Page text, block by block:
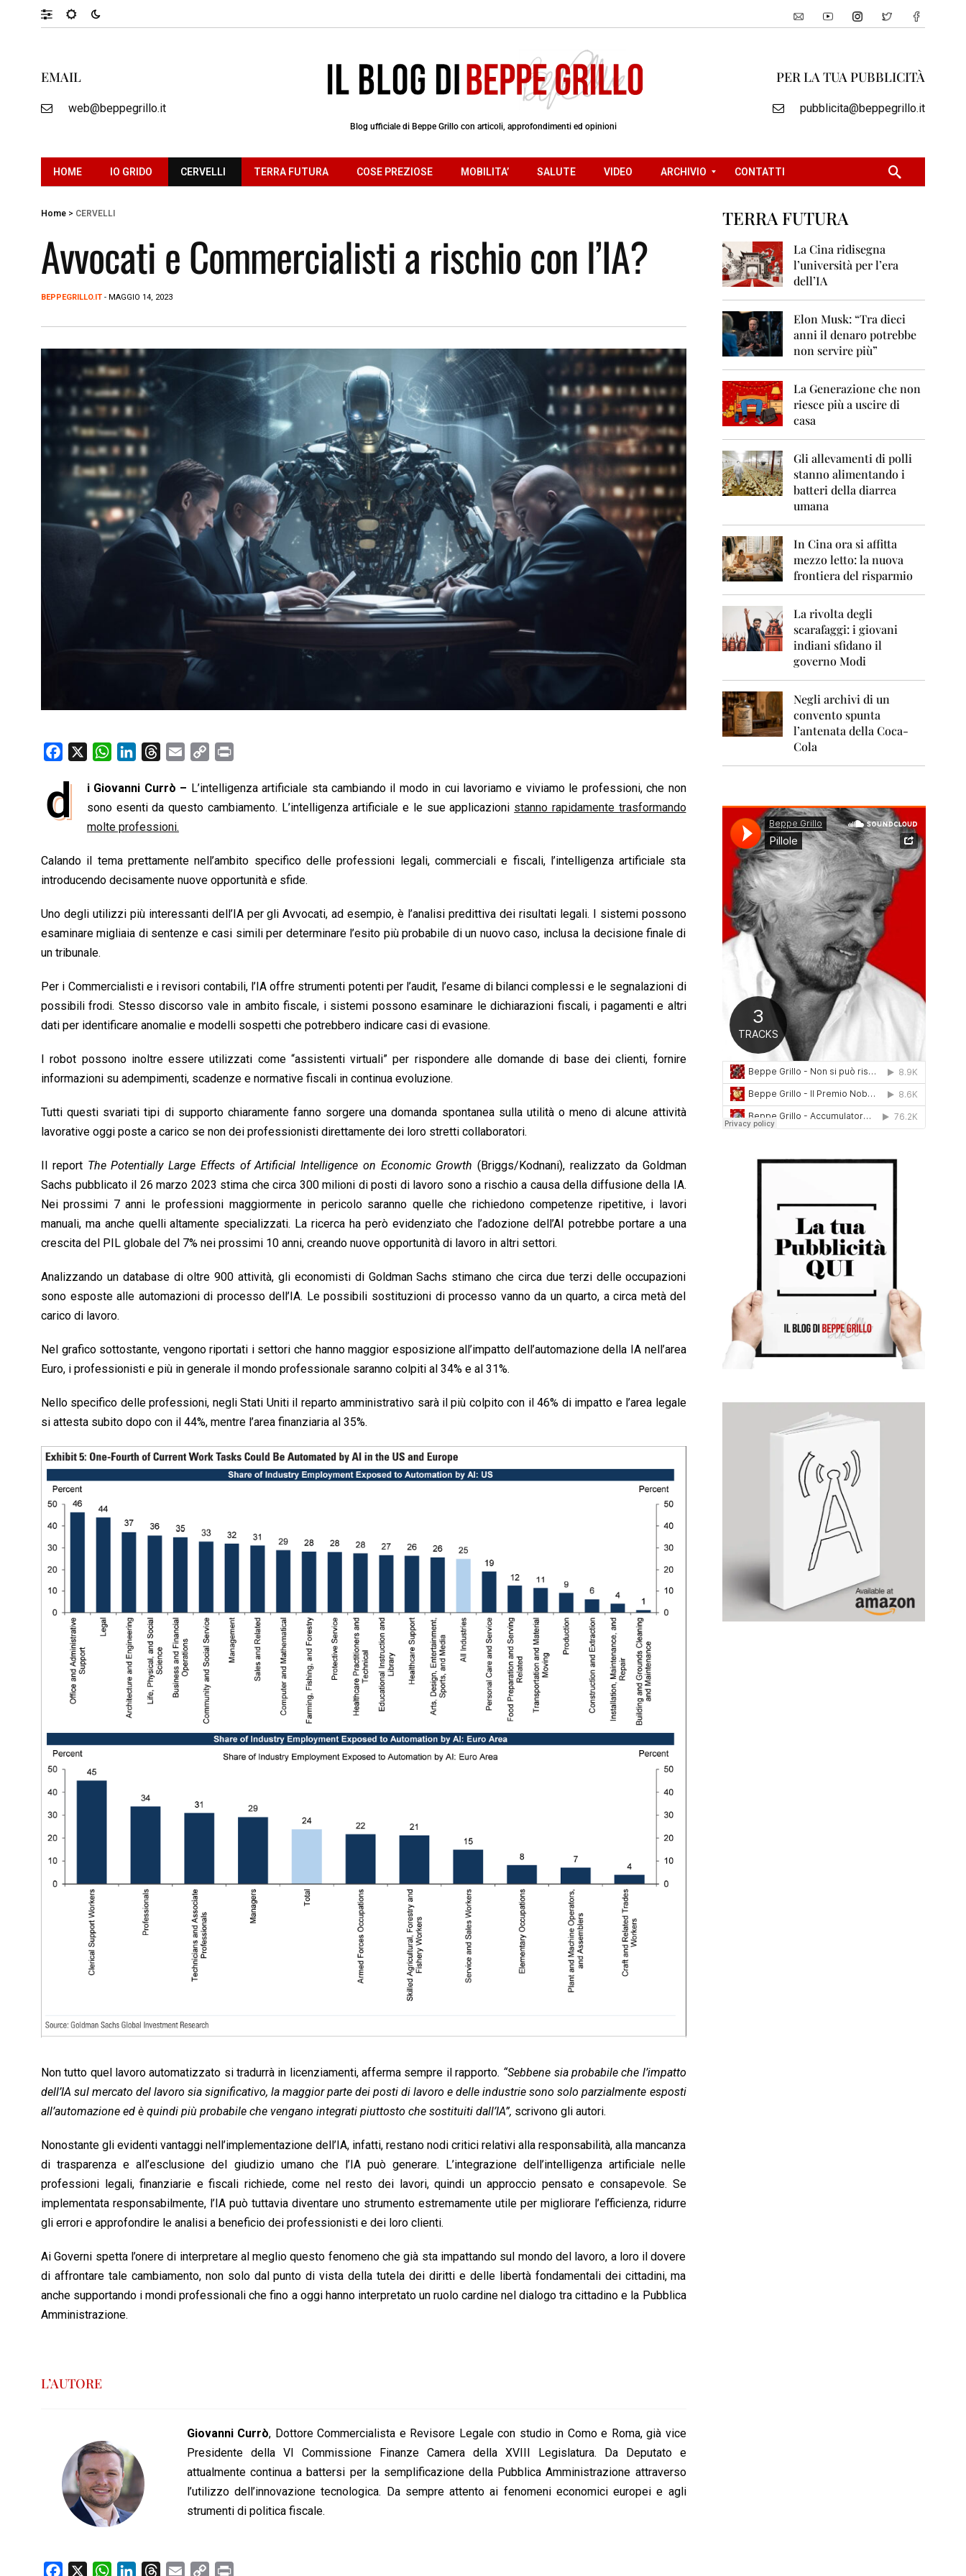
EMAIL
web@beppegrillo.it
Blog ufficiale di Beppe Grillo con articoli, approfondimenti ed opinioni
PER LA TUA PUBBLICITÀ
pubblicita@beppegrillo.it
HOME IO GRIDO CERVELLI TERRA FUTURA COSE PREZIOSE MOBILITA’ SALUTE VIDEO ARCHIVIO
2
0
0
7
2
0
0
8
2
0
0
9
0
1
3
1
0
5
1
6
CONTATTI
Home > CERVELLI
Avvocati e Commercialisti a rischio con l’IA?
BEPPEGRILLO.IT - MAGGIO 14, 2023
e
o
k
W
a
t
s
p
p
n
k
e
I
n
r
e
a
s
a
i
p
y
n
k
i
n
d i Giovanni Currò – L’intelligenza artificiale sta cambiando il modo in cui lavoriamo e viviamo le professioni, che non
sono esenti da questo cambiamento. L’intelligenza artificiale e le sue applicazioni stanno rapidamente trasformando
molte professioni.
Calando il tema prettamente nell’ambito specifico delle professioni legali, commerciali e fiscali, l’intelligenza artificiale sta
introducendo decisamente nuove opportunità e sfide.
Uno degli utilizzi più interessanti dell’IA per gli Avvocati, ad esempio, è l’analisi predittiva dei risultati legali. I sistemi possono
esaminare migliaia di sentenze e casi simili per determinare l’esito più probabile di un nuovo caso, inclusa la decisione finale di
un tribunale.
Per i Commercialisti e i revisori contabili, l’IA offre strumenti potenti per l’audit, l’esame di bilanci complessi e le segnalazioni di
possibili frodi. Stesso discorso vale in ambito fiscale, i sistemi possono esaminare le dichiarazioni fiscali, i pagamenti e altri
dati per identificare anomalie e modelli sospetti che potrebbero indicare casi di evasione.
I robot possono inoltre essere utilizzati come “assistenti virtuali” per rispondere alle domande di base dei clienti, fornire
informazioni su adempimenti, scadenze e normative fiscali in continua evoluzione.
Tutti questi svariati tipi di supporto chiaramente fanno sorgere una domanda spontanea sulla utilità o meno di alcune attività
lavorative oggi poste a carico se non dei professionisti direttamente dei loro stretti collaboratori.
Il report The Potentially Large Effects of Artificial Intelligence on Economic Growth (Briggs/Kodnani), realizzato da Goldman
Sachs pubblicato il 26 marzo 2023 stima che circa 300 milioni di posti di lavoro sono a rischio a causa della diffusione della IA.
Nei prossimi 7 anni le professioni maggiormente in pericolo saranno quelle che richiedono competenze ripetitive, i lavori
manuali, ma anche quelli altamente specializzati. La ricerca ha però evidenziato che l’adozione dell’AI potrebbe portare a una
crescita del PIL globale del 7% nei prossimi 10 anni, creando nuove opportunità di lavoro in altri settori.
Analizzando un database di oltre 900 attività, gli economisti di Goldman Sachs stimano che circa due terzi delle occupazioni
sono esposte alle automazioni di processo dell’IA. Le possibili sostituzioni di processo vanno da un quarto, a circa metà del
carico di lavoro.
Nel grafico sottostante, vengono riportati i settori che hanno maggior esposizione all’impatto dell’automazione della IA nell’area
Euro, i professionisti e più in generale il mondo professionale saranno colpiti al 34% e al 31%.
Nello specifico delle professioni, negli Stati Uniti il reparto amministrativo sarà il più colpito con il 46% di impatto e l’area legale
si attesta subito dopo con il 44%, mentre l’area finanziaria al 35%.
Non tutto quel lavoro automatizzato si tradurrà in licenziamenti, afferma sempre il rapporto. “Sebbene sia probabile che l’impatto
dell’IA sul mercato del lavoro sia significativo, la maggior parte dei posti di lavoro e delle industrie sono solo parzialmente esposti
all’automazione ed è quindi più probabile che vengano integrati piuttosto che sostituiti dall’IA”, scrivono gli autori.
Nonostante gli evidenti vantaggi nell’implementazione dell’IA, infatti, restano nodi critici relativi alla responsabilità, alla mancanza
di trasparenza e all’esclusione del giudizio umano che l’IA può generare. L’integrazione dell’intelligenza artificiale nelle
professioni legali, finanziarie e fiscali richiede, come nel resto dei lavori, quindi un approccio pensato e consapevole. Se
implementata responsabilmente, l’IA può tuttavia diventare uno strumento estremamente utile per migliorare l’efficienza, ridurre
gli errori e approfondire le analisi a beneficio dei professionisti e dei loro clienti.
Ai Governi spetta l’onere di interpretare al meglio questo fenomeno che già sta impattando sul mondo del lavoro, a loro il dovere
di affrontare tale cambiamento, non solo dal punto di vista della tutela dei diritti e delle libertà fondamentali dei cittadini, ma
anche supportando i mondi professionali che fino a oggi hanno interpretato un ruolo cardine nel dialogo tra cittadino e la Pubblica
Amministrazione.
L’AUTORE
Giovanni Currò, Dottore Commercialista e Revisore Legale con studio in Como e Roma, già vice
Presidente della VI Commissione Finanze Camera della XVIII Legislatura. Da Deputato e
attualmente continua a battersi per la semplificazione della Pubblica Amministrazione attraverso
l’utilizzo dell’innovazione tecnologica. Da sempre attento ai fenomeni economici europei e agli
strumenti di politica fiscale.
W
TERRA FUTURA
La Cina ridisegna
l’università per l’era
dell’IA
Elon Musk: “Tra dieci
anni il denaro potrebbe
non servire più”
La Generazione che non
riesce più a uscire di
casa
Gli allevamenti di polli
stanno alimentando i
batteri della diarrea
umana
In Cina ora si affitta
mezzo letto: la nuova
frontiera del risparmio
La rivolta degli
scarafaggi: i giovani
indiani sfidano il
governo Modi
Negli archivi di un
convento spunta
l’antenata della Coca-
Cola